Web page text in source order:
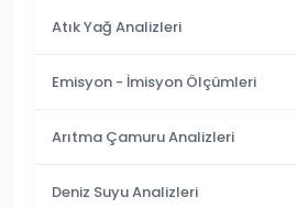
Atık Yağ Analizleri
Emisyon - İmisyon Ölçümleri
Arıtma Çamuru Analizleri
Deniz Suyu Analizleri